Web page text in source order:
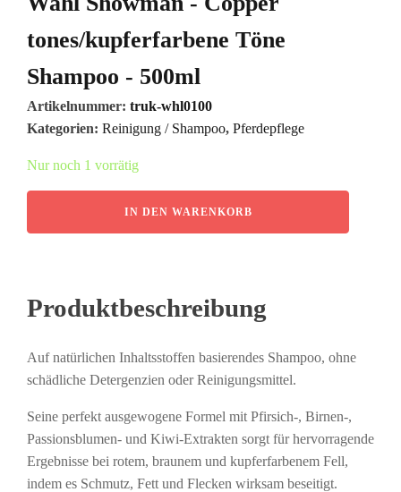
tones/kupferfarbene Töne
Shampoo - 500ml
Artikelnummer: truk-whl0100
Kategorien: Reinigung / Shampoo, Pferdepflege
Nur noch 1 vorrätig
Shampoo
Menge
IN DEN WARENKORB
Produktbeschreibung
Auf natürlichen Inhaltsstoffen basierendes Shampoo, ohne
schädliche Detergenzien oder Reinigungsmittel.
Seine perfekt ausgewogene Formel mit Pfirsich-, Birnen-,
Passionsblumen- und Kiwi-Extrakten sorgt für hervorragende
Ergebnisse bei rotem, braunem und kupferfarbenem Fell,
indem es Schmutz, Fett und Flecken wirksam beseitigt.